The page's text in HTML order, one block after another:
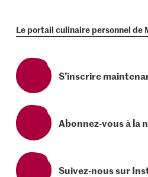
Le portail culinaire personnel de
S’inscrire
Abonnez-vous à la
Suivez-nous sur